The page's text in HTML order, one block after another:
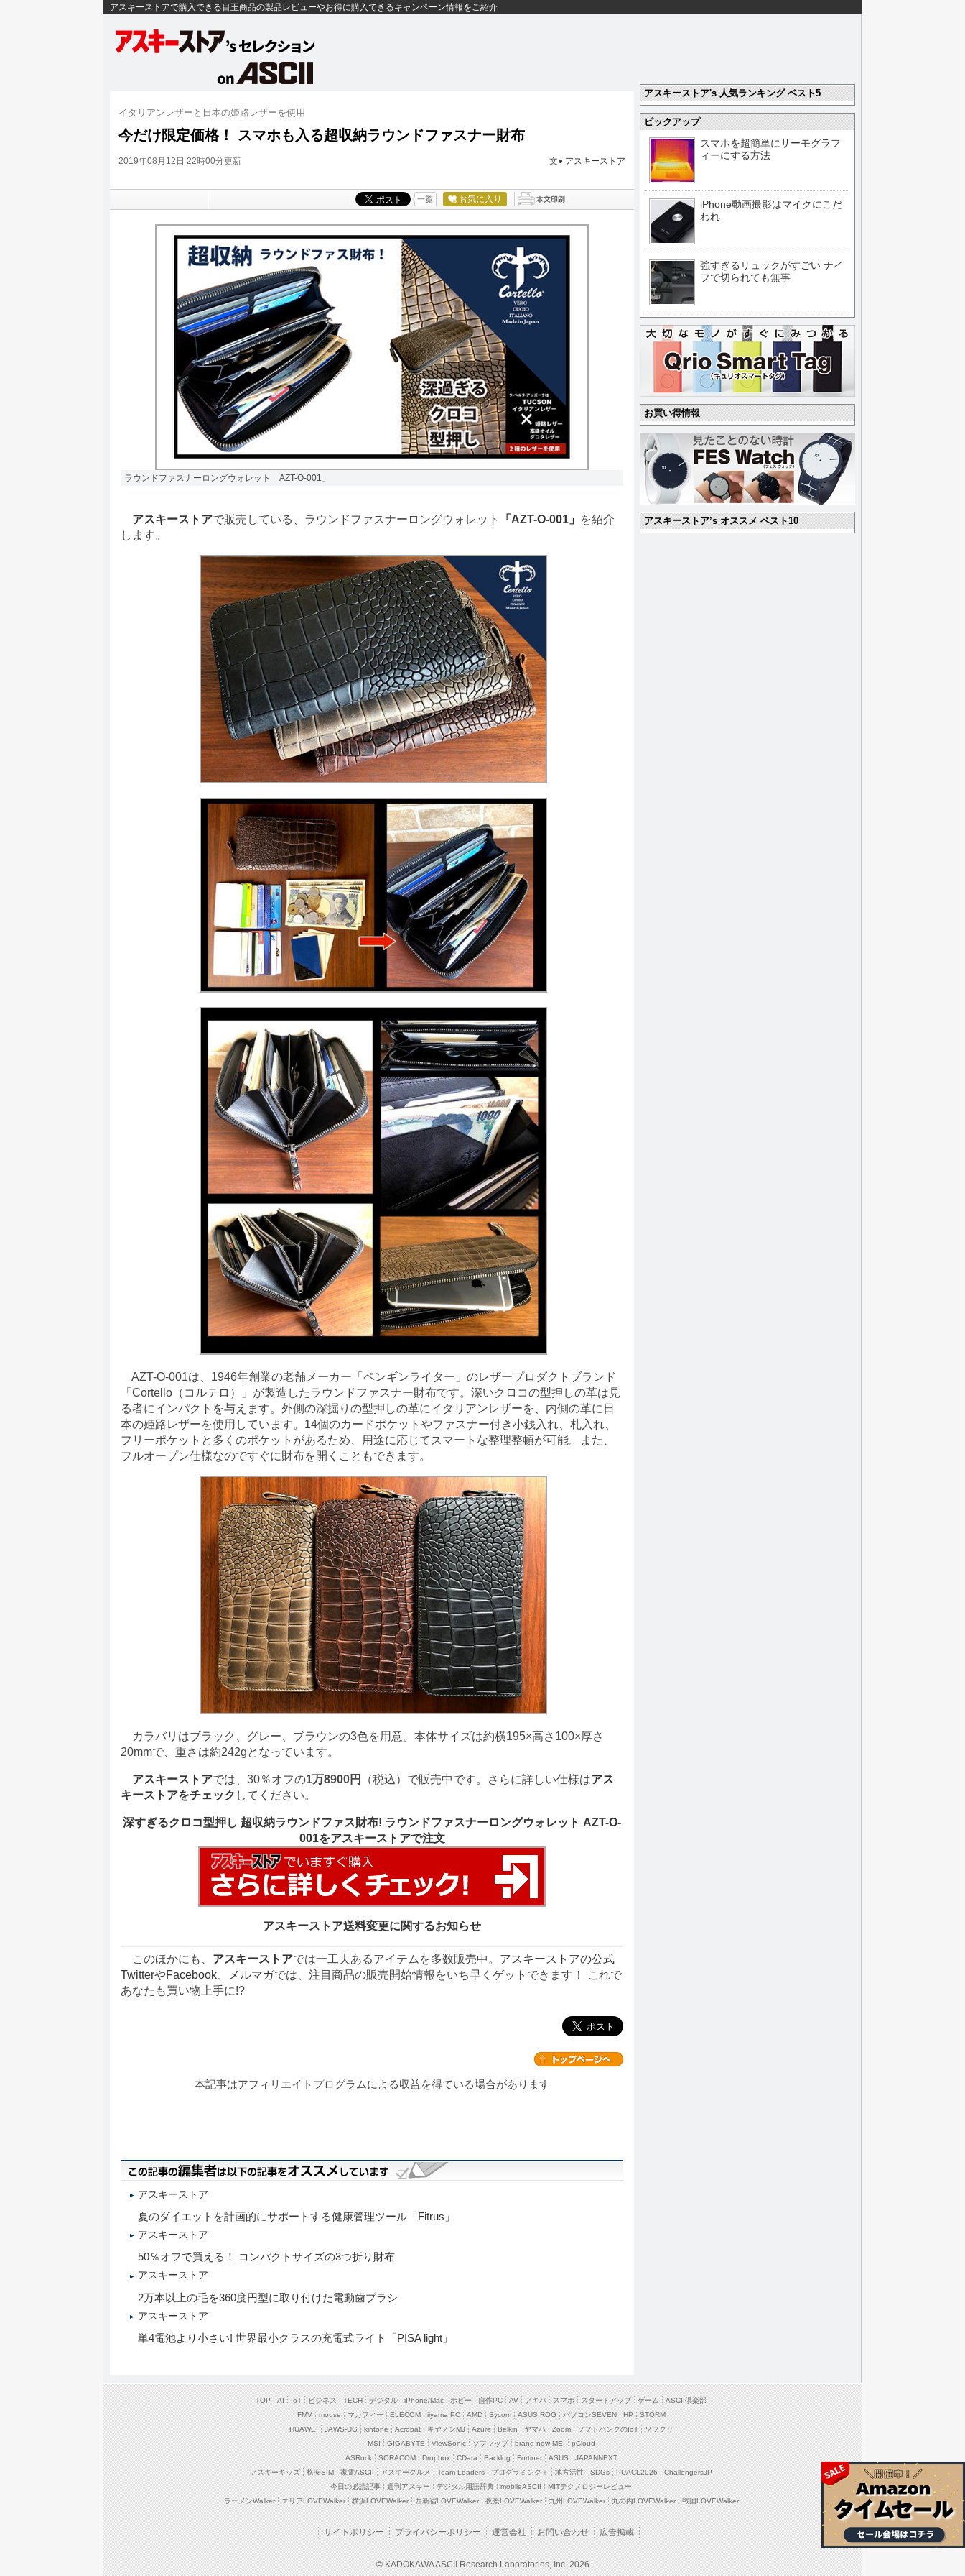
アスキーストアで購入できる目玉商品の製品レビューやお得に購入できるキャンペーン情報をご紹介
イタリアンレザーと日本の姫路レザーを使用
今だけ限定価格！ スマホも入る超収納ラウンドファスナー財布
2019年08月12日 22時00分更新 文● アスキーストア
一覧 お気に入り
ラウンドファスナーロングウォレット「AZT-O-001」
アスキーストアで販売している、ラウンドファスナーロングウォレット 「AZT-O-001」
を紹介
します。
AZT-O-001は、1946年創業の老舗メーカー「ペンギンライター」のレザープロダクトブランド
「Cortello（コルテロ）」が製造したラウンドファスナー財布です。深いクロコの型押しの革は見
る者にインパクトを与えます。外側の深掘りの型押しの革にイタリアンレザーを、内側の革に日
本の姫路レザーを使用しています。14個のカードポケットやファスナー付き小銭入れ、札入れ、
フリーポケットと多くのポケットがあるため、用途に応じてスマートな整理整頓が可能。また、
フルオープン仕様なのですぐに財布を開くこともできます。
カラバリはブラック、グレー、ブラウンの3色を用意。本体サイズは約横195×高さ100×厚さ
20mmで、重さは約242gとなっています。
アスキーストアでは、30％オフの1万8900円 （税込）で販売中です。さらに詳しい仕様はアス
キーストアをチェック してください。
深すぎるクロコ型押し 超収納ラウンドファス財布! ラウンドファスナーロングウォレット AZT-O-
001をアスキーストアで注文
アスキーストア送料変更に関するお知らせ
このほかにも、 アスキーストアでは一工夫あるアイテムを多数販売中。 アスキーストアの公式
TwitterやFacebook メルマガでは、注目商品の販売開始情報をいち早くゲットできます！ これで
あなたも買い物上手に!?
本記事はアフィリエイトプログラムによる収益を得ている場合があります
アスキーストア
夏のダイエットを計画的にサポートする健康管理ツール「Fitrus」
アスキーストア
50％オフで買える！ コンパクトサイズの3つ折り財布
アスキーストア
2万本以上の毛を360度円型に取り付けた電動歯ブラシ
アスキーストア
単4電池より小さい! 世界最小クラスの充電式ライト「PISA light」
アスキーストア's 人気ランキング ベスト5
ピックアップ
スマホを超簡単にサーモグラフ
ィーにする方法
iPhone動画撮影はマイクにこだ
われ
強すぎるリュックがすごい ナイ
フで切られても無事
お買い得情報
アスキーストア’s オススメ ベスト10
TOP AI IoT ビジネス TECH デジタル iPhone/Mac ホビー 自作PC AV アキバ スマホ スタートアップ ゲーム
ASCII倶楽部
FMV
mouse マカフィー ELECOM iiyama PC AMD Sycom ASUS ROG パソコンSEVEN HP
STORM
HUAWEI
JAWS-UG kintone Acrobat キヤノンMJ Azure Belkin ヤマハ Zoom ソフトバンクのIoT
ソフクリ
MSI
GIGABYTE ViewSonic ソフマップ brand new ME!
pCloud
ASRock
SORACOM Dropbox CData Backlog Fortinet ASUS
JAPANNEXT
アスキーキッズ
格安SIM 家電ASCII アスキーグルメ Team Leaders プログラミング＋ 地方活性 SDGs PUACL2026
ChallengersJP
今日の必読記事
週刊アスキー デジタル用語辞典 mobileASCII
MITテクノロジーレビュー
ラーメンWalker
エリアLOVEWalker 横浜LOVEWalker 西新宿LOVEWalker 夜景LOVEWalker 九州LOVEWalker 丸の内LOVEWalker 戦国LOVEWalker
サイトポリシー プライバシーポリシー 運営会社 お問い合わせ 広告掲載
© KADOKAWA ASCII Research Laboratories, Inc. 2026